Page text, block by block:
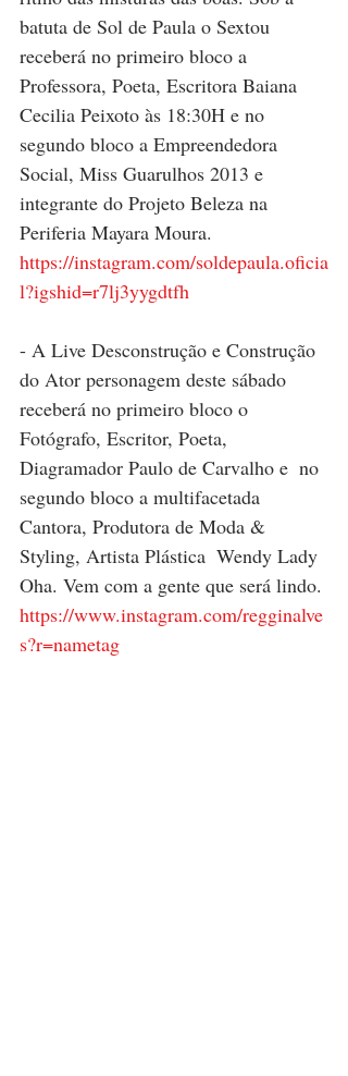
batuta de Sol de Paula o Sextou
receberá no primeiro bloco a
Professora, Poeta, Escritora Baiana
Cecilia Peixoto às 18:30H e no
segundo bloco a Empreendedora
Social, Miss Guarulhos 2013 e
integrante do Projeto Beleza na
Periferia Mayara Moura.
https://instagram.com/soldepaula.oficia
l?igshid=r7lj3yygdtfh
- A Live Desconstrução e Construção
do Ator personagem deste sábado
receberá no primeiro bloco o
Fotógrafo, Escritor, Poeta,
Diagramador Paulo de Carvalho e  no
segundo bloco a multifacetada
Cantora, Produtora de Moda &
Styling, Artista Plástica  Wendy Lady
Oha. Vem com a gente que será lindo.
https://www.instagram.com/regginalve
s?r=nametag